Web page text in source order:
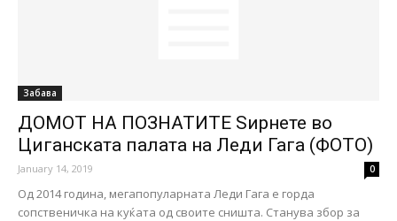
Забава
ДОМОТ НА ПОЗНАТИТЕ Ѕирнете во
Циганската палата на Леди Гага (ФОТО)
January 14, 2019 0
Од 2014 година, мегапопуларната Леди Гага е горда
сопственичка на куќата од своите сништа. Станува збор за